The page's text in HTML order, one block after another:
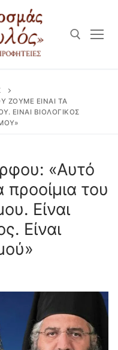
ΖΟΎΜΕ ΕΊΝΑΙ ΤΑ
ΕΊΝΑΙ ΒΙΟΛΟΓΙΚΌΣ
«Αυτό
προοίμια του
Είναι
Είναι